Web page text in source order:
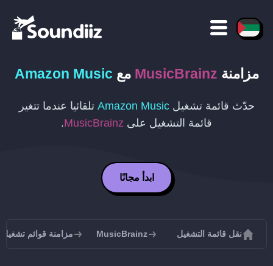
مزامنة MusicBrainz مع Amazon Music
حدّث قائمة تشغيلAmazon Music تلقائيا عندما تتغير
قائمة التشغيل على MusicBrainz
.
ابدأ مجانًا
نقل قائمة التشغيل MusicBrainz مزامنة قوائم تشغيل MusicBrainz